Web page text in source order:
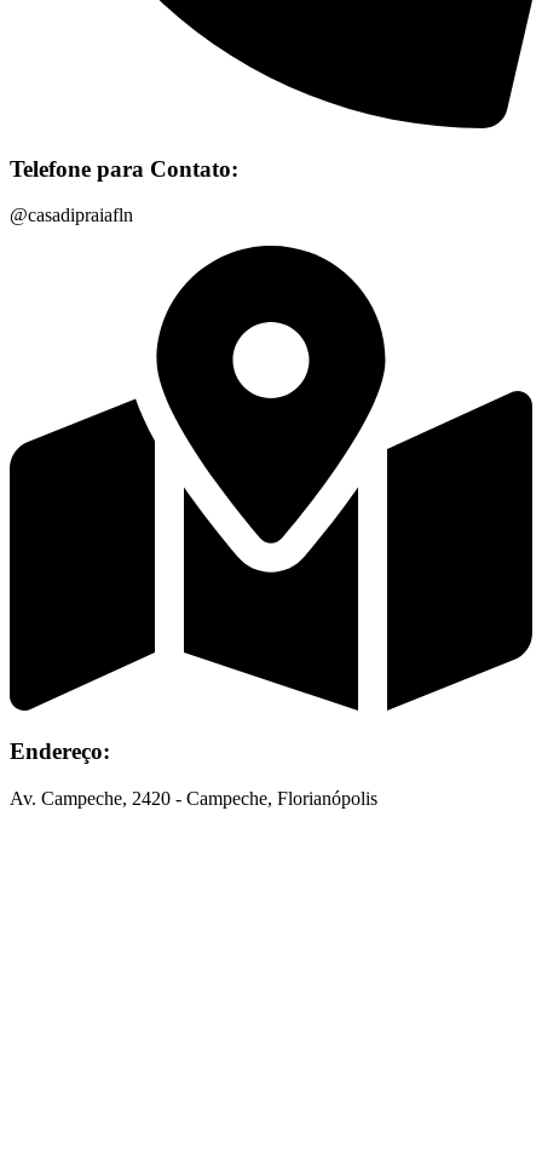
Telefone para Contato:
@casadipraiafln
Endereço:
Av. Campeche, 2420 - Campeche, Florianópolis